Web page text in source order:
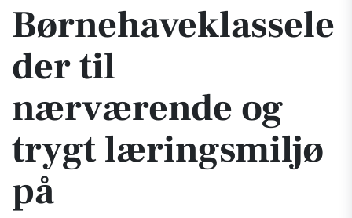
Børnehaveklassele
der til
nærværende og
trygt læringsmiljø
på